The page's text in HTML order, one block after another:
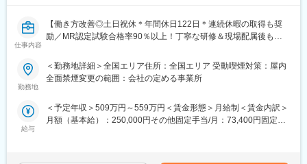
能です！配属先メーカーからオファーを受けた場合は、メーカー
直雇用へ転籍するチャンスもあります。
論可能です。）
・転勤は東北・関東などエリア単位内で限定することができ、一
医療機器・製薬メーカーのセールス領域を支援する業種です。自
社の社員を取引先企業に派遣し、派遣先の営業として活躍いただ
仕事内容
【働き方改善◎土日祝休＊年間休日122日＊連続休暇の取得も奨
励／MR認定試験合格率90％以上！丁寧な研修＆現場配属後も伴
★医療従事者の経験が活かせる！次の新しいキャリアを築く！
＜医療従事者の方におススメの理由＞
・身につけた医療知識や、臨床経験が活かせます！
勤務地
＜勤務地詳細＞全国エリア住所：全国エリア 受動喫煙対策：屋内
全面禁煙変更の範囲：会社の定める事業所
給与
＜予定年収＞509万円～559万円＜賃金形態＞月給制＜賃金内訳＞
月額（基本給）：250,000円その他固定手当/月：73,400円固定残